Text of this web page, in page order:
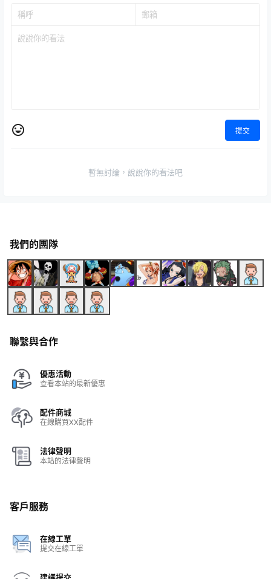
提交
暫無討論，說說你的看法吧
我們的團隊
聯繫與合作
優惠活動
查看本站的最新優惠
配件商城
在線購買XX配件
法律聲明
本站的法律聲明
客戶服務
在線工單
提交在線工單